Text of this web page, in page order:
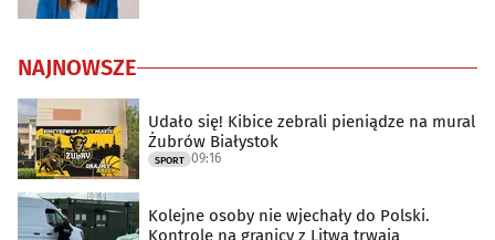
NAJNOWSZE
Udało się! Kibice zebrali pieniądze na mural
Żubrów Białystok
SPORT 09:16
Kolejne osoby nie wjechały do Polski.
Kontrole na granicy z Litwą trwają